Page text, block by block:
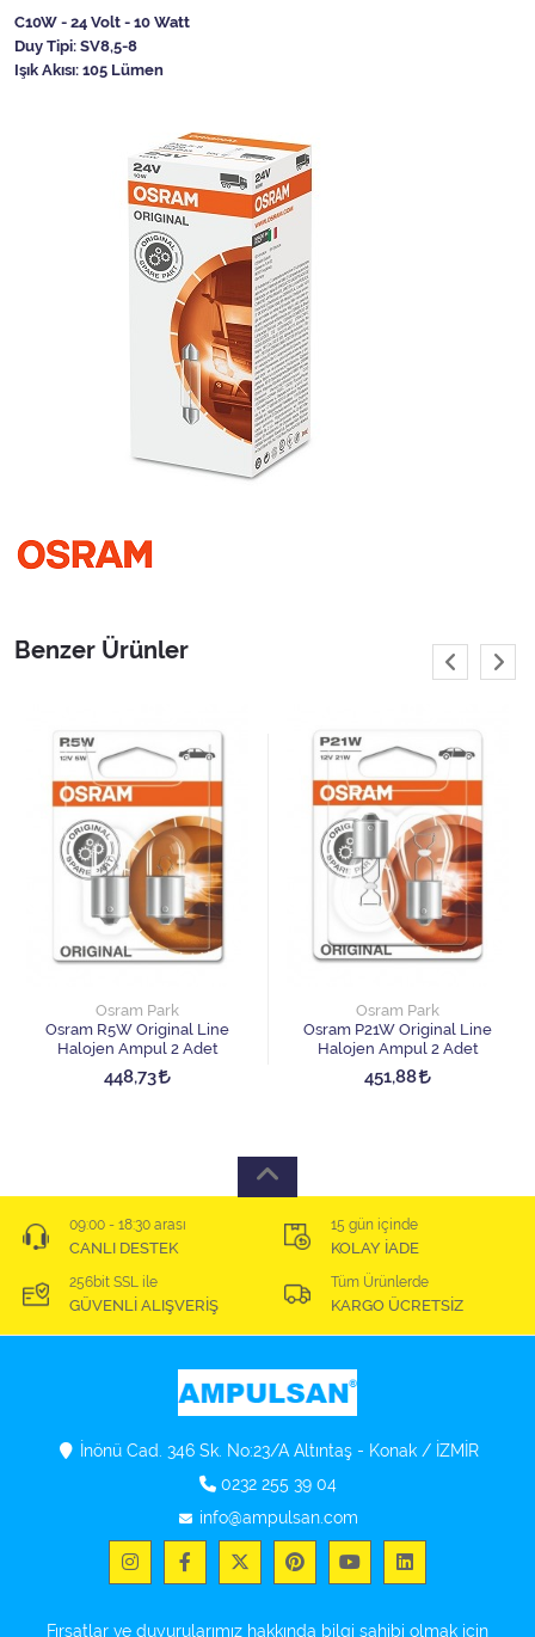
C10W - 24 Volt - 10 Watt
Duy Tipi: SV8,5-8
Işık Akısı: 105 Lümen
Benzer Ürünler
Osram Park
Osram R5W Original Line
Halojen Ampul 2 Adet
448,73
Osram Park
Osram P21W Original Line
Halojen Ampul 2 Adet
451,88
09:00 - 18:30 arası
CANLI DESTEK
15 gün içinde
KOLAY İADE
256bit SSL ile
GÜVENLİ ALIŞVERİŞ
Tüm Ürünlerde
KARGO ÜCRETSİZ
İnönü Cad. 346 Sk. No:23/A Altıntaş - Konak / İZMİR
0232 255 39 04
info@ampulsan.com
Fırsatlar ve duyurularımız hakkında bilgi sahibi olmak için